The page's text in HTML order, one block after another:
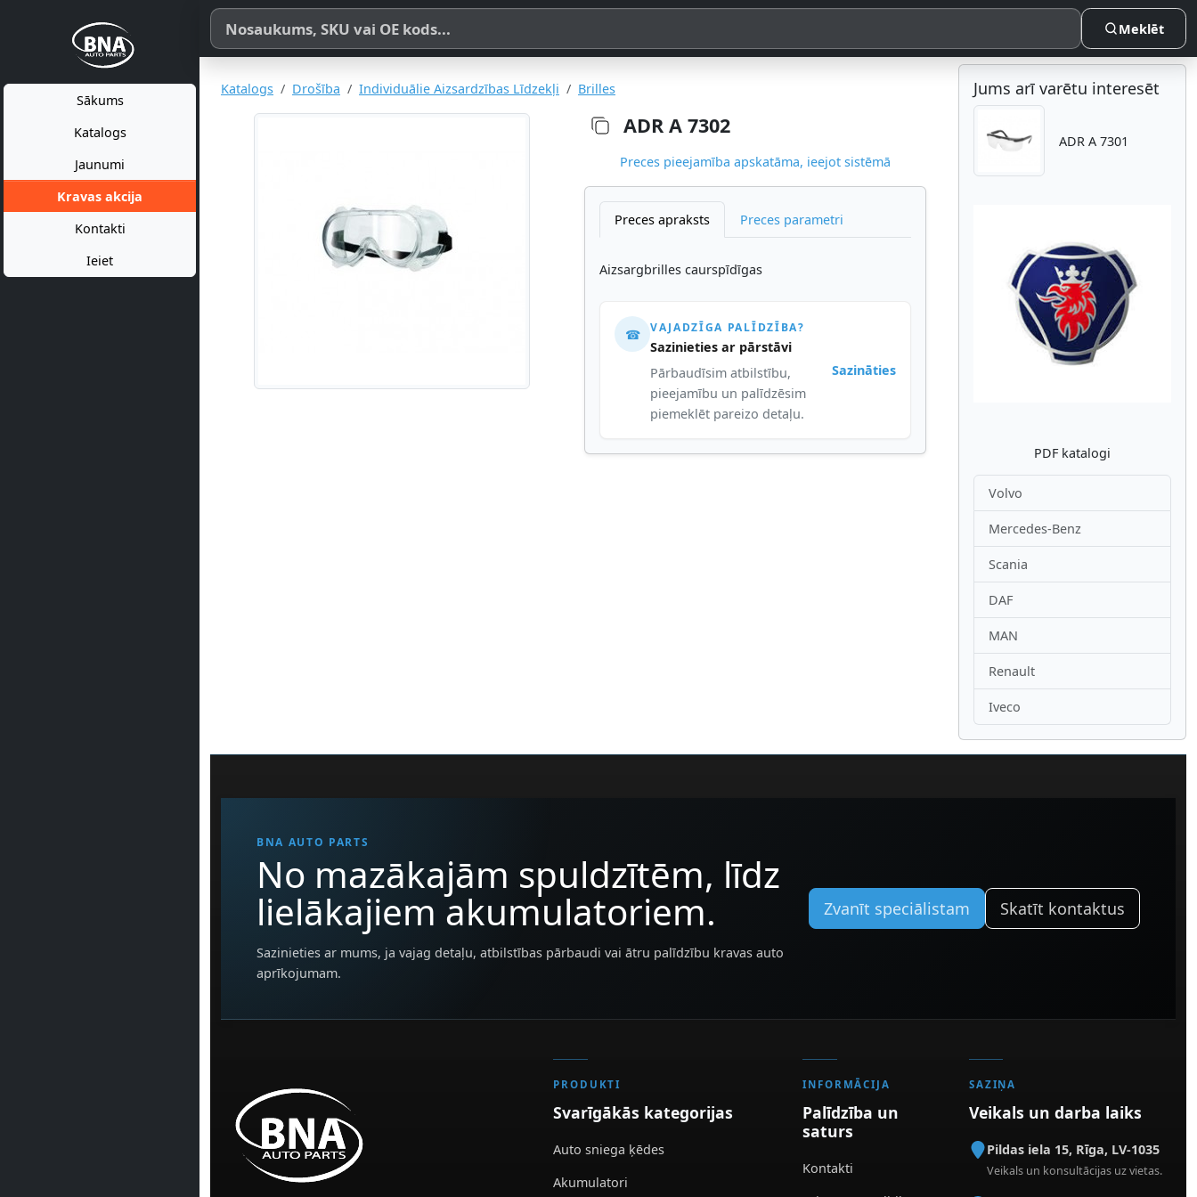
Sākums
Katalogs
Jaunumi
Kravas akcija
Kontakti
Ieiet
Meklēt pēc produkta nosaukuma, SKU vai OE koda
Meklēt
Katalogs Drošība Individuālie Aizsardzības Līdzekļi Brilles
ADR A 7302
Preces pieejamība apskatāma, ieejot sistēmā
Preces apraksts Preces parametri
Aizsargbrilles caurspīdīgas
☎ VAJADZĪGA PALĪDZĪBA?
Sazinieties ar pārstāvi
Pārbaudīsim atbilstību,
pieejamību un palīdzēsim
piemeklēt pareizo detaļu.
Sazināties
Jums arī varētu interesēt
ADR A 7301
Atpakaļ
PDF katalogi
Volvo
Mercedes-Benz
Scania
DAF
MAN
Renault
Iveco
BNA AUTO PARTS
No mazākajām spuldzītēm, līdz
lielākajiem akumulatoriem.
Sazinieties ar mums, ja vajag detaļu, atbilstības pārbaudi vai ātru palīdzību kravas auto
aprīkojumam.
Zvanīt speciālistam Skatīt kontaktus
PRODUKTI
Svarīgākās kategorijas
Auto sniega ķēdes
Akumulatori
INFORMĀCIJA
Palīdzība un
saturs
Kontakti
SAZIŅA
Veikals un darba laiks
Pildas iela 15, Rīga, LV-1035
Veikals un konsultācijas uz vietas.